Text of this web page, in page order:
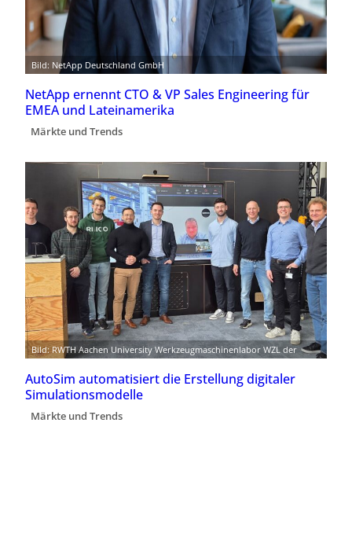
Bild: NetApp Deutschland GmbH
NetApp ernennt CTO & VP Sales Engineering für
EMEA und Lateinamerika
Märkte und Trends
Bild: RWTH Aachen University Werkzeugmaschinenlabor WZL der
AutoSim automatisiert die Erstellung digitaler
Simulationsmodelle
Märkte und Trends